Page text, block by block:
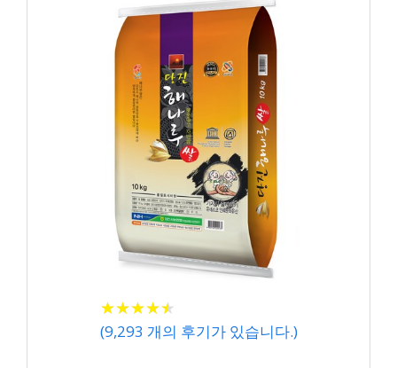
★★★★★
★★★★★
(9,293 개의 후기가 있습니다.)